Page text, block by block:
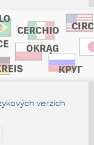
verzích